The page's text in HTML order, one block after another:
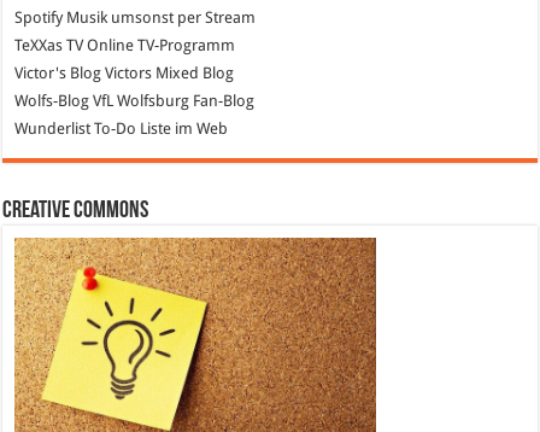
SpotifyMusik umsonst per Stream
TeXXas TVOnline TV-Programm
Victor's Blog Victors Mixed Blog
Wolfs-Blog VfL Wolfsburg Fan-Blog
WunderlistTo-Do Liste im Web
Creative Commons